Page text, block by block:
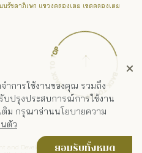
รัชดาภิเษก แขวงคลองเตย เขตคลองเตย
and Development Co., Ltd.
ำการใช้งานของคุณ รวมถึง
รับปรุงประสบการณ์การใช้งาน
ติม กรุณาอ่านนโยบายความ
ตัว
ยอมรับทั้งหมด